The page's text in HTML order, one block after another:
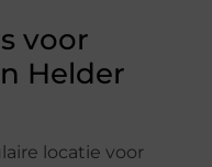
voor
Helder
locatie voor